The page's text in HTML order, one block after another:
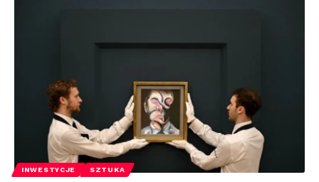
INWESTYCJE SZTUKA